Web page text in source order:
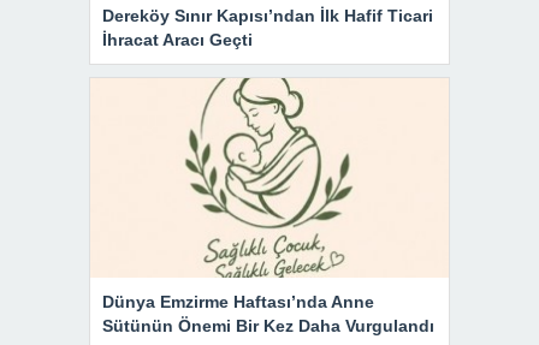
Dereköy Sınır Kapısı’ndan İlk Hafif Ticari
İhracat Aracı Geçti
Dünya Emzirme Haftası’nda Anne
Sütünün Önemi Bir Kez Daha Vurgulandı